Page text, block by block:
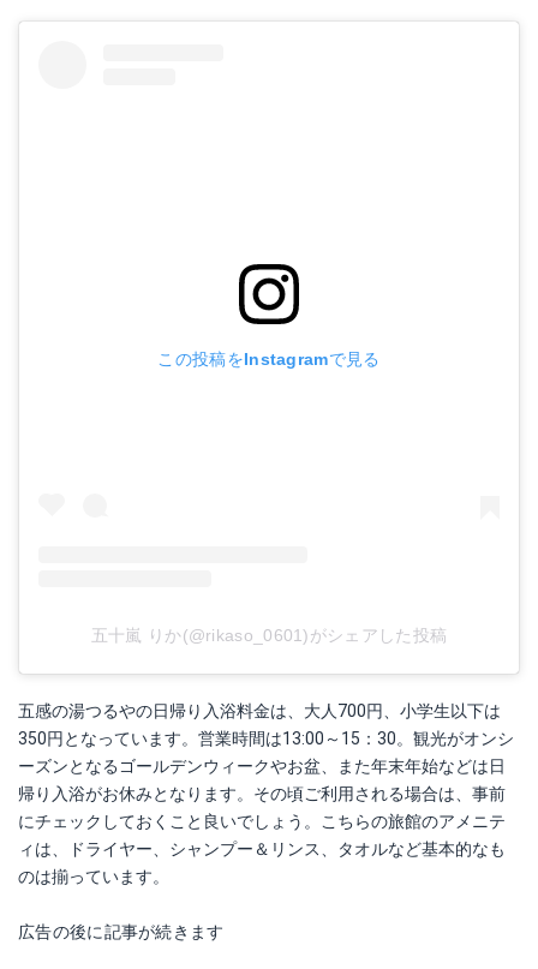
この投稿をInstagramで見る
五十嵐 りか(@rikaso_0601)がシェアした投稿
五感の湯つるやの日帰り入浴料金は、大人700円、小学生以下は
350円となっています。営業時間は13:00～15：30。観光がオンシ
ーズンとなるゴールデンウィークやお盆、また年末年始などは日
帰り入浴がお休みとなります。その頃ご利用される場合は、事前
にチェックしておくこと良いでしょう。こちらの旅館のアメニテ
ィは、ドライヤー、シャンプー＆リンス、タオルなど基本的なも
のは揃っています。
広告の後に記事が続きます